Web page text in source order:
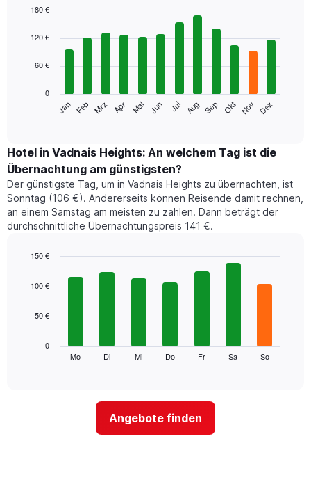
chart
bars.
folgende
den
durchschnittlichen
Zimmerpreis
im
jeweiligen
Monat
an.
Diagramm
die
Monate
graphic.
Jan Feb Mrz Apr Mai Jun Jul Aug Sep Okt Nov Dez
0
60 €
120 €
180 €
Hotel in Vadnais Heights: An welchem Tag ist die
Übernachtung am günstigsten?
Der günstigste Tag, um in Vadnais Heights zu übernachten, ist
Sonntag (106 €). Andererseits können Reisende damit rechnen,
an einem Samstag am meisten zu zahlen. Dann beträgt der
durchschnittliche Übernachtungspreis 141 €.
chart
bars.
durchschnittlichen
Mo Di Mi Do Fr Sa So
0
50 €
100 €
150 €
Angebote finden